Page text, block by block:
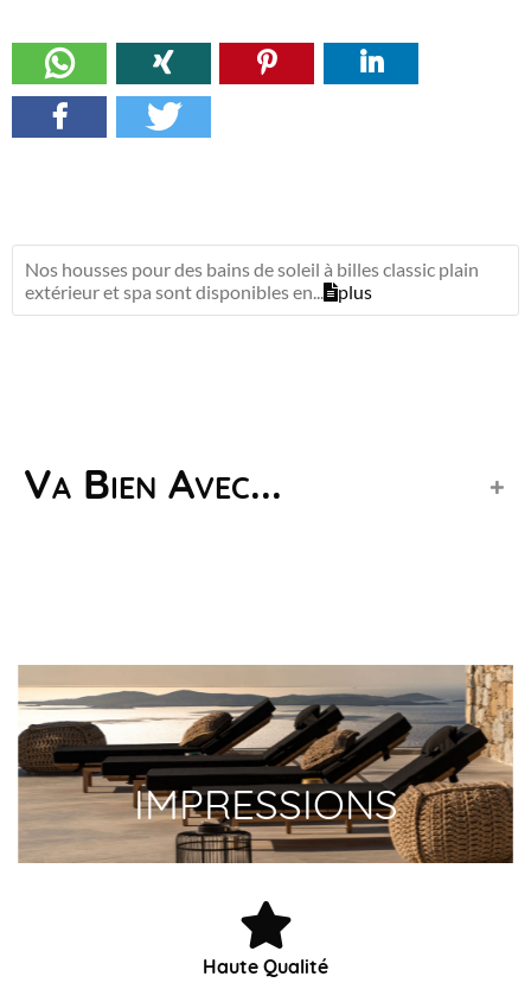
Nos housses pour des bains de soleil à billes classic plain
extérieur et spa sont disponibles en...
plus
Va Bien Avec...
IMPRESSIONS
Haute Qualité